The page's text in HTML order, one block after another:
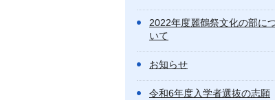
2022年度麗鶴祭文化の部に
いて
お知らせ
令和6年度入学者選抜の志願